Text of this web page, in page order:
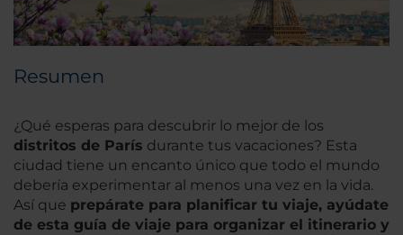
Resumen
¿Qué esperas para descubrir lo mejor de los
distritos de París durante tus vacaciones? Esta
ciudad tiene un encanto único que todo el mundo
debería experimentar al menos una vez en la vida.
Así que prepárate para planificar tu viaje, ayúdate
de esta guía de viaje para organizar el itinerario y